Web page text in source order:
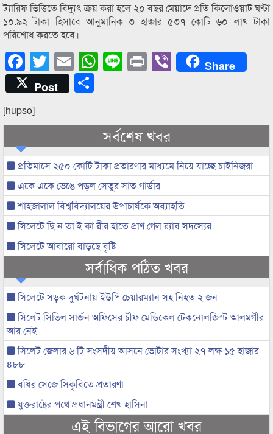
ট্যারিফ ভিত্তিতে বিদ্যুৎ ক্রয় করা হলে ২০ বছর মেয়াদে প্রতি কিলোওয়াট ঘণ্টা
১০.৯২ টাকা হিসাবে আনুমানিক ৩ হাজার ৫৩৭ কোটি ৬০ লাখ টাকা
পরিশোধ করতে হবে।
Facebook
Twitter
EmailWhatsApp
LinePrintViberShare
Post
[hupso]
সর্বশেষ খবর
প্রতিমাসে ২৫০ কোটি টাকা প্রতারণার মাধ্যমে নিয়ে যাচ্ছে চাইনিজরা
একে একে ভেঙে পড়ল সেতুর সাত গার্ডার
শাহজালাল বিশ্ববিদ্যালয়ের উপাচার্যকে অব্যাহতি
সিলেটে ছি ন তা ই কা রীর হাতে প্রাণ গেল র‌্যাব সদস্যের
সিলেটে আবারো বাড়ছে বৃষ্টি
সর্বাধিক পঠিত খবর
সিলেটে সড়ক দুর্ঘটনায় ইউপি চেয়ারম্যান সহ নিহত ২ জন
সিলেট সিভিল সার্জন অফিসের চীফ মেডিকেল টেকনোলজিস্ট আলমগীর
আর নেই
সিলেট জেলার ৬ টি সংসদীয় আসনে ভোটার সংখ্যা ২৭ লক্ষ ১৫ হাজার
৪৮৮
বধির সেজে সিকৃবিতে প্রতারণা
যুক্তরাষ্ট্রের পথে প্রধানমন্ত্রী শেখ হাসিনা
এই বিভাগের আরো খবর